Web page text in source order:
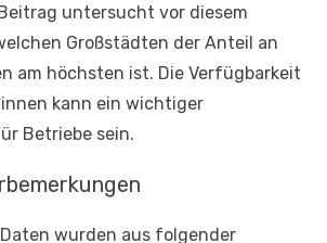
untersucht vor diesem
Großstädten der Anteil an
am höchsten ist. Die Verfügbarkeit
kann ein wichtiger
Betriebe sein.
wurden aus folgender